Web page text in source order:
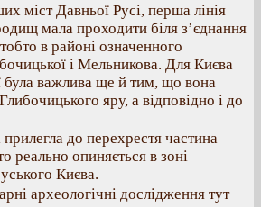
міст Давньої Русі, перша лінія
мала проходити біля з’єднання
в районі означенного
і Мельникова. Для Києва
була важлива ще й тим, що вона
яру, а відповідно і до
до перехрестя частина
реально опиняється в зоні
Києва.
археологічні дослідження тут